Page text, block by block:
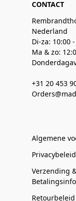
CONTACT
Nederland
Di-za: 10:00
Ma & zo:
+31 20 453
Algemene
Privacybeleid
Verzending
Retourbeleid